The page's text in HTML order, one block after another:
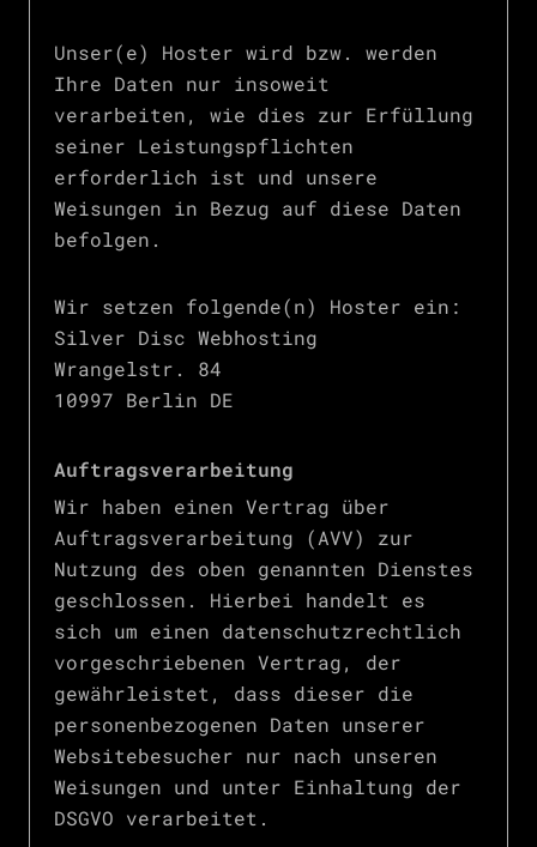
Unser(e) Hoster wird bzw. werden
Ihre Daten nur insoweit
verarbeiten, wie dies zur Erfüllung
seiner Leistungspflichten
erforderlich ist und unsere
Weisungen in Bezug auf diese Daten
befolgen.
Wir setzen folgende(n) Hoster ein:
Silver Disc Webhosting
Wrangelstr. 84
10997 Berlin DE
Auftragsverarbeitung
Wir haben einen Vertrag über
Auftragsverarbeitung (AVV) zur
Nutzung des oben genannten Dienstes
geschlossen. Hierbei handelt es
sich um einen datenschutzrechtlich
vorgeschriebenen Vertrag, der
gewährleistet, dass dieser die
personenbezogenen Daten unserer
Websitebesucher nur nach unseren
Weisungen und unter Einhaltung der
DSGVO verarbeitet.